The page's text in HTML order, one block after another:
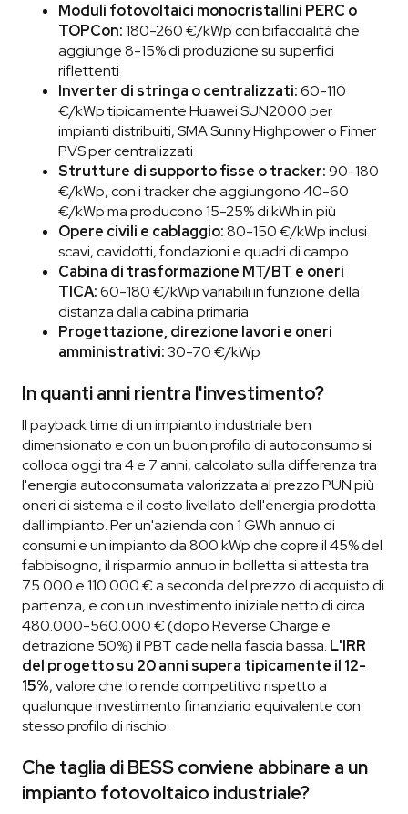
Moduli fotovoltaici monocristallini PERC o
TOPCon:180-260 €/kWp con bifaccialità che
aggiunge 8-15% di produzione su superfici
riflettenti
Inverter di stringa o centralizzati:60-110
€/kWp tipicamente Huawei SUN2000 per
impianti distribuiti, SMA Sunny Highpower o Fimer
PVS per centralizzati
Strutture di supporto fisse o tracker:90-180
€/kWp, con i tracker che aggiungono 40-60
€/kWp ma producono 15-25% di kWh in più
Opere civili e cablaggio:80-150 €/kWp inclusi
scavi, cavidotti, fondazioni e quadri di campo
Cabina di trasformazione MT/BT e oneri
TICA:60-180 €/kWp variabili in funzione della
distanza dalla cabina primaria
Progettazione, direzione lavori e oneri
amministrativi:30-70 €/kWp
In quanti anni rientra l'investimento?
Il payback time di un impianto industriale ben
dimensionato e con un buon profilo di autoconsumo si
colloca oggi tra 4 e 7 anni, calcolato sulla differenza tra
l'energia autoconsumata valorizzata al prezzo PUN più
oneri di sistema e il costo livellato dell'energia prodotta
dall'impianto. Per un'azienda con 1 GWh annuo di
consumi e un impianto da 800 kWp che copre il 45% del
fabbisogno, il risparmio annuo in bolletta si attesta tra
75.000 e 110.000 € a seconda del prezzo di acquisto di
partenza, e con un investimento iniziale netto di circa
480.000-560.000 € (dopo Reverse Charge e
detrazione 50%) il PBT cade nella fascia bassa. L'IRR
del progetto su 20 anni supera tipicamente il 12-
15%, valore che lo rende competitivo rispetto a
qualunque investimento finanziario equivalente con
stesso profilo di rischio.
Che taglia di BESS conviene abbinare a un
impianto fotovoltaico industriale?